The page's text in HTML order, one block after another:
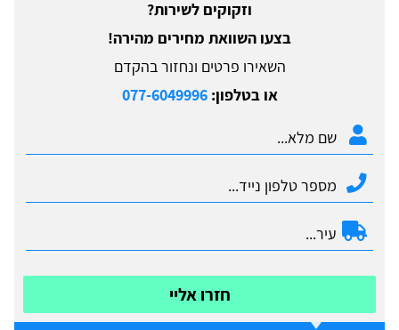
וזקוקים לשירות?
בצעו השוואת מחירים מהירה!
השאירו פרטים ונחזור בהקדם
או בטלפון:077-6049996
חזרו אליי